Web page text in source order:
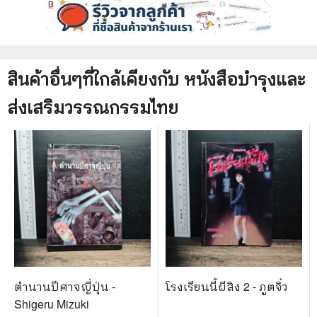
สินค้าอื่นๆที่ใกล้เคียงกับ หนังสือบำรุงและ
ส่งเสริมวรรณกรรมไทย
ตำนานปีศาจญี่ปุ่น -
Shigeru Mizuki
โรงเรียนนี้ผีสิง 2 - ภูตจิ๋ว